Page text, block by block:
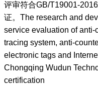
评审符合GB/T19001-
证。The research and
service evaluation of
tracing system, anti-
electronic tags and
Chongqing Wudun
certification